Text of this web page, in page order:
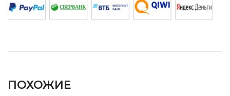
ПОХОЖИЕ